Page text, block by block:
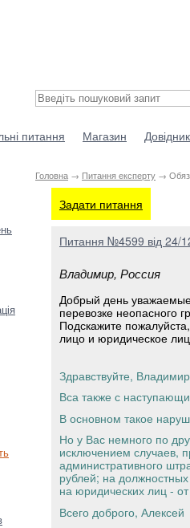
питання Магазин Довідник
Головна → Питання експерту →
Задати питання
Питання №4599 від 24/
Владимир, Россия
Добрый день
перевозке неопасного
Подскажите
лицо и юридическое
Здравствуйте,
Вса также с
В основном такое
Но у Вас немного по
исключением случаев,
административного
рублей; на
на юридических лиц -
Всего доброго, Алексей